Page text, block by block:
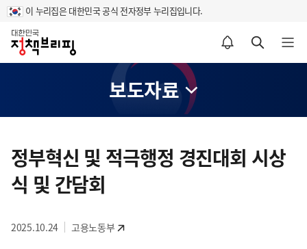
이 누리집은 대한민국 공식 전자정부 누리집입니다.
홈
알림설정 바로가기 검색 바로가기 메뉴 열기
보도자료
텐
츠
영
정부혁신 및 적극행정 경진대회 시상
식 및 간담회
2025.10.24 고용노동부